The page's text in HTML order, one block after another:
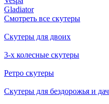
Gladiator
Смотреть все скутеры
Скутеры для двоих
3-х колесные скутеры
Ретро скутеры
Скутеры для бездорожья и